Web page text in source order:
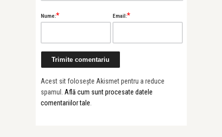
Nume:* Email:*
Acest sit folosește Akismet pentru a reduce
spamul. Află cum sunt procesate datele
comentariilor tale.